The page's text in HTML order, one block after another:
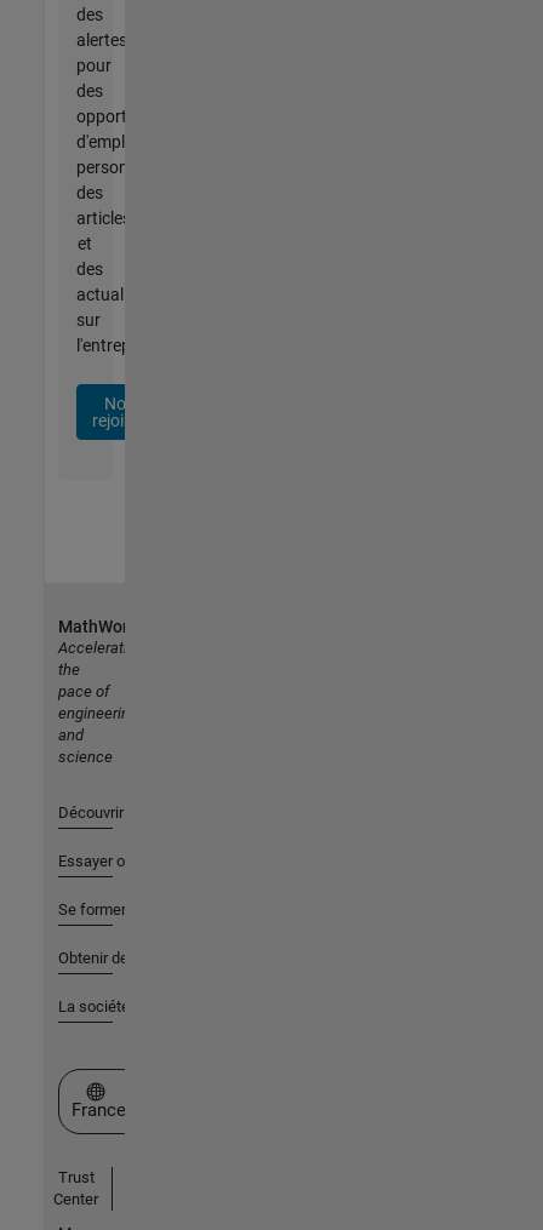
des
alertes
pour
des
opportunités
d'emploi
personnalisées,
des
articles
et
des
actualités
sur
l'entreprise.
Nous
rejoindre
MathWorks
Accelerating
the
pace of
engineering
and
science
Découvrir les produits
Essayer ou acheter
Se former
Obtenir de l'aide
La société
Sélectionner un site web
France
Trust
Center